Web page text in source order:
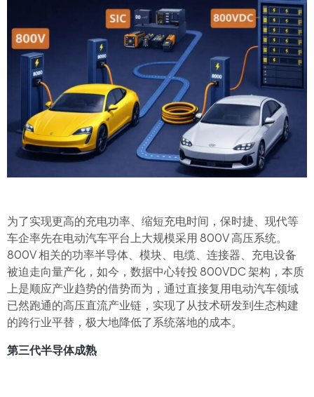
为了实现更高的充电功率、缩短充电时间，保时捷、现代等
车企率先在电动汽车平台上大规模采用 800V 高压系统。
800V 相关的功率半导体、模块、电缆、连接器、充电设备
被迫走向量产化，如今，数据中心转投 800VDC 架构，本质
上是顺应产业趋势的借势而为，通过直接复用电动汽车领域
已然跑通的高压直流产业链，实现了从技术研发到生态构建
的跨行业平替，极大地降低了系统落地的成本。
第三代半导体成熟